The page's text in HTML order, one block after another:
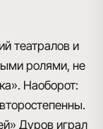
театралов и
ролями, не
Наоборот:
Дуров играл